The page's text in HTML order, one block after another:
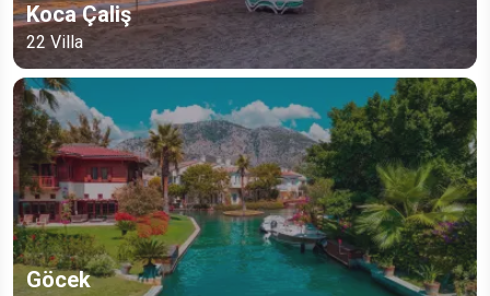
Koca Çaliş
22 Villa
Göcek